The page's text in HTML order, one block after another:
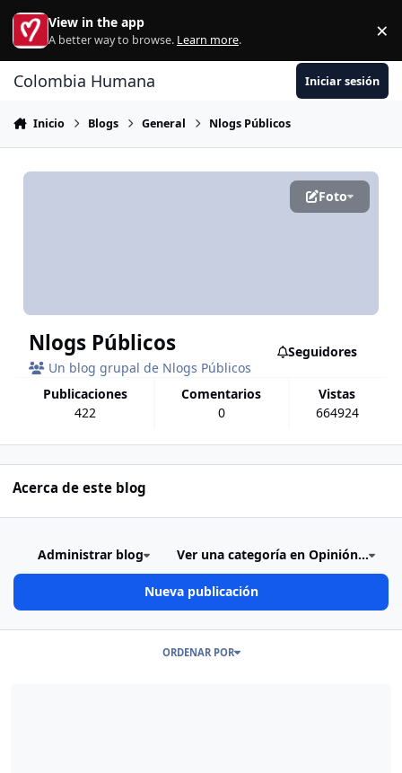
Ir al contenido
View in the app
A better way to browse. Learn more. ×
Colombia Humana Iniciar sesión
Inicio Blogs General Nlogs Públicos
Foto
Nlogs Públicos
Un blog grupal de Nlogs Públicos
publicaciones
422
comentarios
0
vistas
664924
Seguidores
Acerca de este blog
Administrar blog Ver una categoría en Opinión...
Nueva publicación
ORDENAR POR